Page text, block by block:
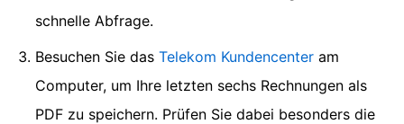
schnelle Abfrage.
Besuchen Sie das Telekom Kundencenter am
Computer, um Ihre letzten sechs Rechnungen als
PDF zu speichern. Prüfen Sie dabei besonders die